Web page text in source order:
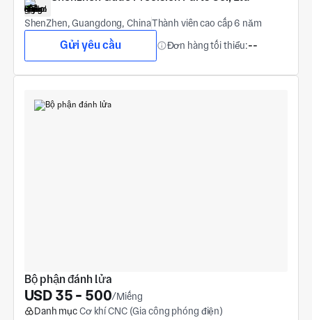
ShenZhen, Guangdong, ChinaThành viên cao cấp 6 năm
Gửi yêu cầu Đơn hàng tối thiểu:--
Bộ phận đánh lửa
USD 35 - 500/Miếng
Danh mụcCơ khí CNC (Gia công phóng điện)